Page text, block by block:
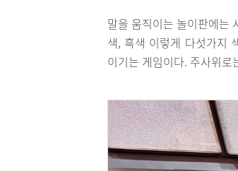
말을 움직이는 놀이판에는
색, 흑색 이렇게 다섯가지
이기는 게임이다. 주사위